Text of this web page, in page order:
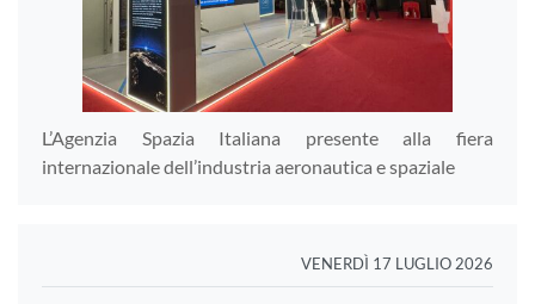
L’Agenzia Spazia Italiana presente alla fiera
internazionale dell’industria aeronautica e spaziale
VENERDÌ 17 LUGLIO 2026